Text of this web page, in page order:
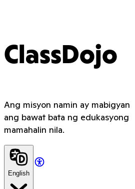
ClassDojo
Ang misyon namin ay mabigyan
ang bawat bata ng edukasyong
mamahalin nila.
English